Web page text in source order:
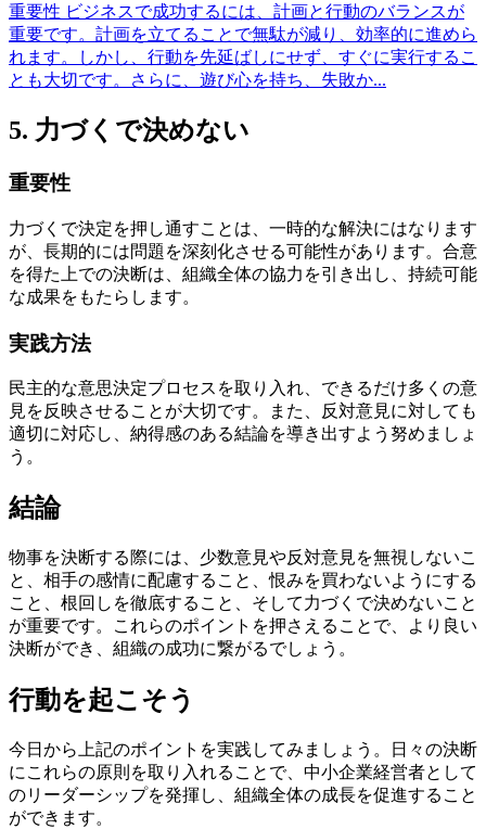
重要性 ビジネスで成功するには、計画と行動のバランスが
重要です。計画を立てることで無駄が減り、効率的に進めら
れます。しかし、行動を先延ばしにせず、すぐに実行するこ
とも大切です。さらに、遊び心を持ち、失敗か...
5. 力づくで決めない
重要性
力づくで決定を押し通すことは、一時的な解決にはなります
が、長期的には問題を深刻化させる可能性があります。合意
を得た上での決断は、組織全体の協力を引き出し、持続可能
な成果をもたらします。
実践方法
民主的な意思決定プロセスを取り入れ、できるだけ多くの意
見を反映させることが大切です。また、反対意見に対しても
適切に対応し、納得感のある結論を導き出すよう努めましょ
う。
結論
物事を決断する際には、少数意見や反対意見を無視しないこ
と、相手の感情に配慮すること、恨みを買わないようにする
こと、根回しを徹底すること、そして力づくで決めないこと
が重要です。これらのポイントを押さえることで、より良い
決断ができ、組織の成功に繋がるでしょう。
行動を起こそう
今日から上記のポイントを実践してみましょう。日々の決断
にこれらの原則を取り入れることで、中小企業経営者として
のリーダーシップを発揮し、組織全体の成長を促進すること
ができます。